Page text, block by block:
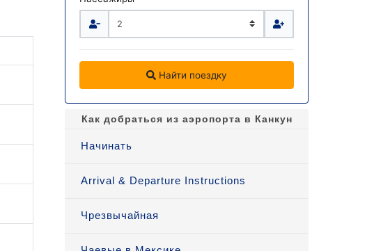
Найти поездку
Как добраться из аэропорта в Канкун
Начинать
Arrival & Departure Instructions
Чрезвычайная